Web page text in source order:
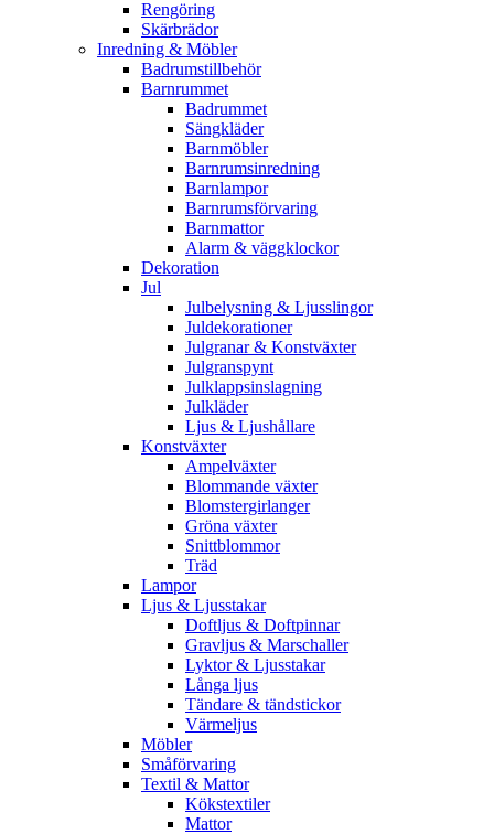
Rengöring
Skärbrädor
Inredning & Möbler
Badrumstillbehör
Barnrummet
Badrummet
Sängkläder
Barnmöbler
Barnrumsinredning
Barnlampor
Barnrumsförvaring
Barnmattor
Alarm & väggklockor
Dekoration
Jul
Julbelysning & Ljusslingor
Juldekorationer
Julgranar & Konstväxter
Julgranspynt
Julklappsinslagning
Julkläder
Ljus & Ljushållare
Konstväxter
Ampelväxter
Blommande växter
Blomstergirlanger
Gröna växter
Snittblommor
Träd
Lampor
Ljus & Ljusstakar
Doftljus & Doftpinnar
Gravljus & Marschaller
Lyktor & Ljusstakar
Långa ljus
Tändare & tändstickor
Värmeljus
Möbler
Småförvaring
Textil & Mattor
Kökstextiler
Mattor